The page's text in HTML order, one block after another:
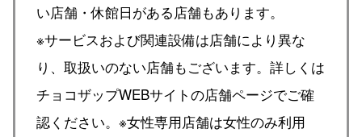
い店舗・休館日がある店舗もあります。
※サービスおよび関連設備は店舗により異な
り、取扱いのない店舗もございます。詳しくは
チョコザップWEBサイトの店舗ページでご確
認ください。※女性専用店舗は女性のみ利用